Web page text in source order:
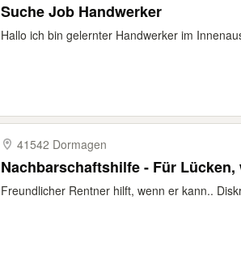
Suche Job Handwerker
Hallo ich bin gelernter Handwerker im
41542 Dormagen
Nachbarschaftshilfe - Für
Freundlicher Rentner hilft, wenn er kann..